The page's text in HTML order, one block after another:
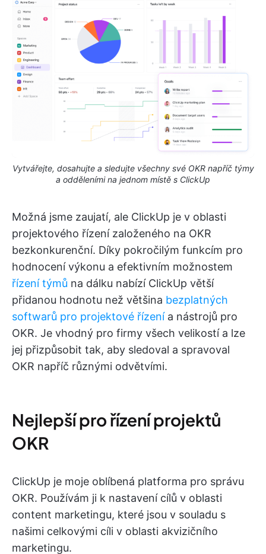
Vytvářejte, dosahujte a sledujte všechny své OKR napříč týmy
a odděleními na jednom místě s ClickUp
Možná jsme zaujatí, ale ClickUp je v oblasti
projektového řízení založeného na OKR
bezkonkurenční. Díky pokročilým funkcím pro
hodnocení výkonu a efektivním možnostem
řízení týmů na dálku nabízí ClickUp větší
přidanou hodnotu než většina bezplatných
softwarů pro projektové řízenía nástrojů pro
OKR. Je vhodný pro firmy všech velikostí a lze
jej přizpůsobit tak, aby sledoval a spravoval
OKR napříč různými odvětvími.
Nejlepší pro řízení projektů
OKR
ClickUp je moje oblíbená platforma pro správu
OKR. Používám ji k nastavení cílů v oblasti
content marketingu, které jsou v souladu s
našimi celkovými cíli v oblasti akvizičního
marketingu.